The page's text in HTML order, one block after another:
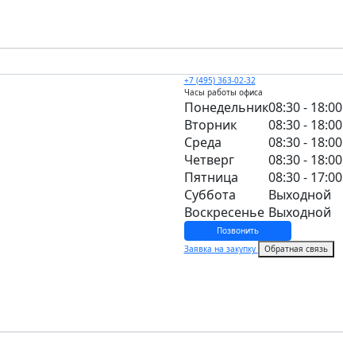
+7 (495) 363-02-32
Часы работы офиса
Понедельник08:30 - 18:00
Вторник
08:30 - 18:00
Среда
08:30 - 18:00
Четверг
08:30 - 18:00
Пятница
08:30 - 17:00
Суббота
Выходной
Воскресенье Выходной
Позвонить
Заявка на закупку
Обратная связь